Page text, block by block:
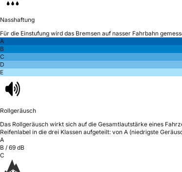
Nasshaftung
Für die Einstufung wird das Bremsen auf nasser Fahrbahn
A
B
C
D
E
Rollgeräusch
Das Rollgeräusch wirkt sich auf die Gesamtlautstärke eines
Reifenlabel in die drei Klassen aufgeteilt: von A (niedrigste
A
B / 69 dB
C